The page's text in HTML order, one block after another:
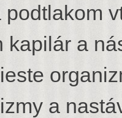
podtlakom
kapilár a
a